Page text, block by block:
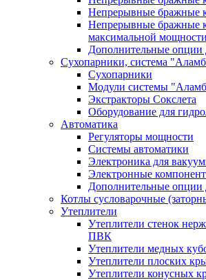
Непрерывные бражные
Непрерывные бражные
максимальной мощности
Дополнительные
Сухопарники, система
Сухопарники
Модули системы
Экстракторы Сокслета
Оборудование для
Автоматика
Регуляторы мощности
Системы автоматики
Электроника для
Электронные
Дополнительные опции
Котлы сусловарочные
Утеплители
Утеплители стенок
ПВК
Утеплители медных
Утеплители плоских
Утеплители конусных